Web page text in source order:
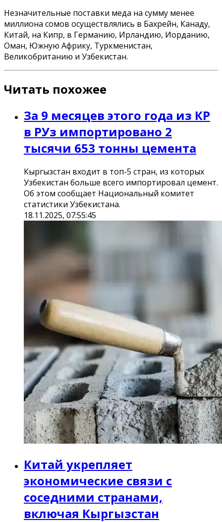
Незначительные поставки меда на сумму менее
миллиона сомов осуществлялись в Бахрейн, Канаду,
Китай, на Кипр, в Германию, Ирландию, Иорданию,
Оман, Южную Африку, Туркменистан,
Великобританию и Узбекистан.
Читать похожее
За 9 месяцев этого года из КР
в РУз импортировано 2
тысячи 653 тонны цемента
Кыргызстан входит в топ-5 стран, из которых
Узбекистан больше всего импортировал цемент.
Об этом сообщает Национальный комитет
статистики Узбекистана.
18.11.2025, 07:55:45
Китай укрепляет
экономические связи с
соседними странами,
включая Кыргызстан